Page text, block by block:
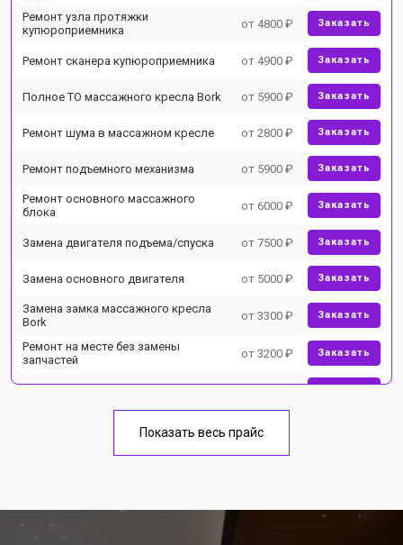
Ремонт узла протяжки
купюроприемника
от 4800 ₽ Заказать
Ремонт сканера купюроприемника от 4900 ₽ Заказать
Полное ТО массажного кресла Bork от 5900 ₽ Заказать
Ремонт шума в массажном кресле от 2800 ₽ Заказать
Ремонт подъемного механизма от 5900 ₽ Заказать
Ремонт основного массажного
блока
от 6000 ₽ Заказать
Замена двигателя подъема/спуска от 7500 ₽ Заказать
Замена основного двигателя от 5000 ₽ Заказать
Замена замка массажного кресла
Bork
от 3300 ₽ Заказать
Ремонт на месте без замены
запчастей
от 3200 ₽ Заказать
от 6200 ₽
Показать весь прайс